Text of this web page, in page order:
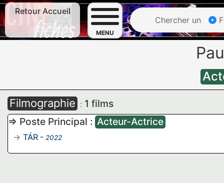
Retour Accueil
MENU
Chercher un
Filmographie : 1 films
=> Poste Principal : Acteur-Actrice
TÁR - 2022